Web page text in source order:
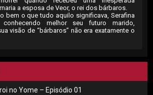
a esposa de Veor, o rei dos bárbaros.
bem o que tudo aquilo significava, Serafina
melhor seu futuro marido,
visão de “bárbaros” não era exatamente o
no Yome – Episódio 01